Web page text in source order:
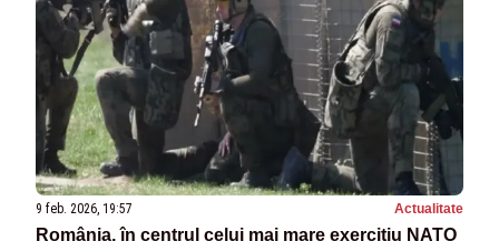
9 feb. 2026, 19:57 Actualitate
România, în centrul celui mai mare exercițiu NATO